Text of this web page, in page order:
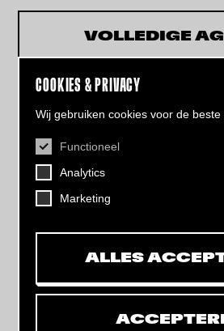
COOKIES & PRIVACY
Wij gebruiken cookies voor de beste
Functioneel
Analytics
Marketing
ALLES
VOLLEDIGE
CONTACT
Helling 7, 3523 CB Utrecht
Toegankelijkheids­verklaringMijn tickets